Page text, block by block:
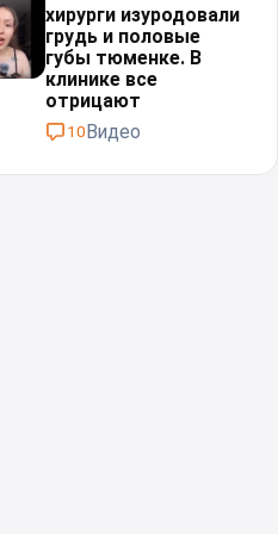
хирурги изуродовали
грудь и половые
губы тюменке. В
клинике все
отрицают
10Видео